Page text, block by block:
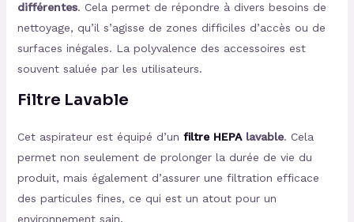
différentes. Cela permet de répondre à divers besoins de
nettoyage, qu’il s’agisse de zones difficiles d’accès ou de
surfaces inégales. La polyvalence des accessoires est
souvent saluée par les utilisateurs.
Filtre Lavable
Cet aspirateur est équipé d’un filtre HEPAlavable. Cela
permet non seulement de prolonger la durée de vie du
produit, mais également d’assurer une filtration efficace
des particules fines, ce qui est un atout pour un
environnement sain.